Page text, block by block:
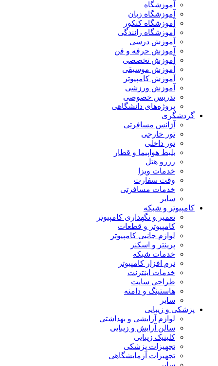
آموزشگاه
آموزشگاه زبان
آموزشگاه کنکور
آموزشگاه رانندگی
آموزش درسی
آموزش حرفه و فن
آموزش تخصصی
آموزش موسیقی
آموزش کامپیوتر
آموزش ورزشی
تدریس خصوصی
پروژه‌های دانشگاهی
آژانس مسافرتی
تور خارجی
تور داخلی
بلیط هواپیما و قطار
رزرو هتل
خدمات ویزا
وقت سفارت
خدمات مسافرتی
و شبکه
تعمیر و نگهداری کامپیوتر
کامپیوتر و قطعات
لوازم جانبی کامپیوتر
پرینتر و اسکنر
خدمات شبکه
نرم افزار کامپیوتر
خدمات اینترنت
طراحی سایت
هاستینگ و دامنه
و زیبایی
لوازم آرایشی و بهداشتی
سالن آرایش و زیبایی
کلینیک زیبایی
تجهیزات پزشکی
تجهیزات آزمایشگاهی